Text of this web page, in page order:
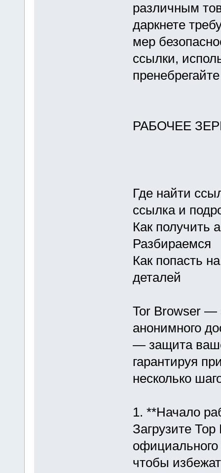
различным
даркнете
мер
ссылки,
РАБОЧЕЕ
Где найти
ссылка и
Как получить
Разбираемся
Как попасть
деталей
Tor Browser —
анонимного
— защита
гарантируя
несколько
1. **Начало
Загрузите
чтобы